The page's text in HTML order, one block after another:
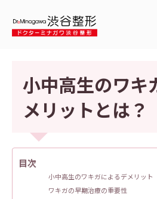
小中高生のワキ
メリットとは？
目次
小中高生のワキガによるデメリット
ワキガの早期治療の重要性